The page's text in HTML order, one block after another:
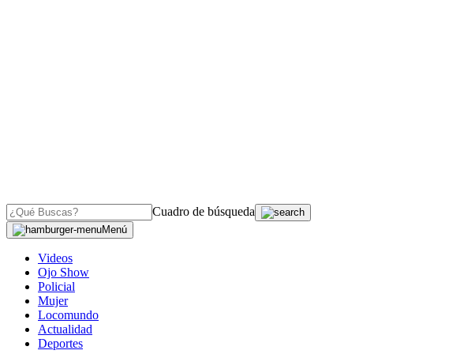
Cuadro de búsqueda
Menú
Videos
Ojo Show
Policial
Mujer
Locomundo
Actualidad
Deportes